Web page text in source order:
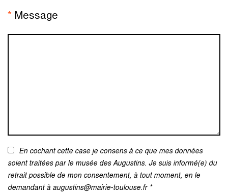
* Message
En cochant cette case je consens à ce que mes données
soient traitées par le musée des Augustins. Je suis informé(e) du
retrait possible de mon consentement, à tout moment, en le
demandant à augustins@mairie-toulouse.fr *